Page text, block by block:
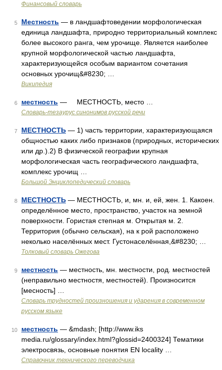
Финансовый словарь
5 Местность — в ландшафтоведении морфологическая
единица ландшафта, природно территориальный комплекс
более высокого ранга, чем урочище. Является наиболее
крупной морфологической частью ландшафта,
характеризующейся особым вариантом сочетания
основных урочищ&#8230; …
Википедия
6 местность — МЕСТНОСТЬ, место …
Словарь-тезаурус синонимов русской речи
7 МЕСТНОСТЬ — 1) часть территории, характеризующаяся
общностью каких либо признаков (природных, исторических
или др.).2) В физической географии крупная
морфологическая часть географического ландшафта,
комплекс урочищ …
Большой Энциклопедический словарь
8 МЕСТНОСТЬ — МЕСТНОСТЬ, и, мн. и, ей, жен. 1. Какоен.
определённое место, пространство, участок на земной
поверхности. Гористая степная м. Открытая м. 2.
Территория (обычно сельская), на к рой расположено
неколько населённых мест. Густонаселённая,&#8230; …
Толковый словарь Ожегова
9 местность — местность, мн. местности, род. местностей
(неправильно местностя, местностей). Произносится
[месность] …
Словарь трудностей произношения и ударения в современном
русском языке
10 местность — &mdash; [http://www.iks
media.ru/glossary/index.html?glossid=2400324] Тематики
электросвязь, основные понятия EN locality …
Справочник технического переводчика